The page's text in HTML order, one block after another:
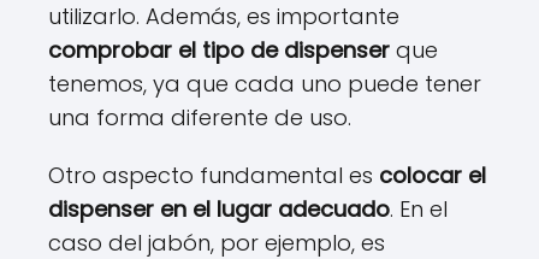
utilizarlo. Además, es importante
comprobar el tipo de dispenser que
tenemos, ya que cada uno puede tener
una forma diferente de uso.
Otro aspecto fundamental es colocar el
dispenser en el lugar adecuado. En el
caso del jabón, por ejemplo, es